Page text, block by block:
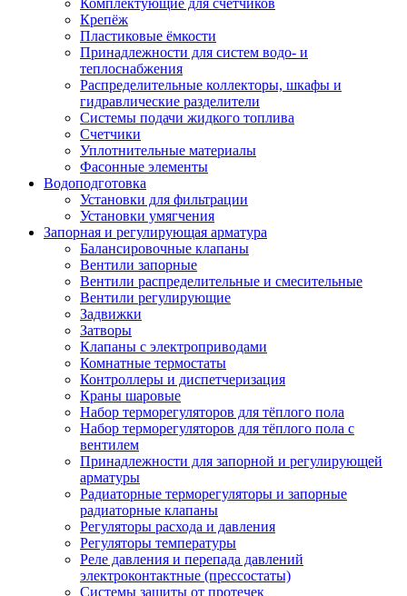
Комплектующие для счетчиков
Крепёж
Пластиковые ёмкости
Принадлежности для систем водо- и
теплоснабжения
Распределительные коллекторы, шкафы и
гидравлические разделители
Системы подачи жидкого топлива
Счетчики
Уплотнительные материалы
Фасонные элементы
Водоподготовка
Установки для фильтрации
Установки умягчения
Запорная и регулирующая арматура
Балансировочные клапаны
Вентили запорные
Вентили распределительные и смесительные
Вентили регулирующие
Задвижки
Затворы
Клапаны с электроприводами
Комнатные термостаты
Контроллеры и диспетчеризация
Краны шаровые
Набор терморегуляторов для тёплого пола
Набор терморегуляторов для тёплого пола с
вентилем
Принадлежности для запорной и регулирующей
арматуры
Радиаторные терморегуляторы и запорные
радиаторные клапаны
Регуляторы расхода и давления
Регуляторы температуры
Реле давления и перепада давлений
электроконтактные (прессостаты)
Системы защиты от протечек